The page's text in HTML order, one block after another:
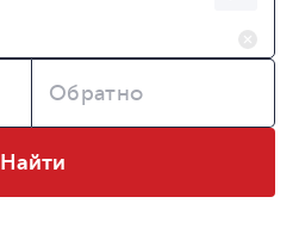
Обратно
Найти